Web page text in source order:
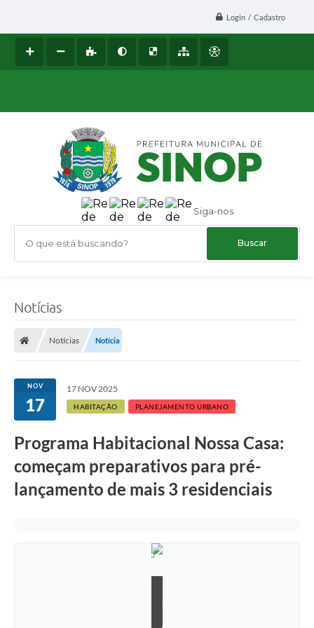
Login / Cadastro
Siga-nos
O que está buscando?
Notícias
Notícias Notícia
NOV
17
17 NOV 2025
HABITAÇÃO PLANEJAMENTO URBANO
Programa Habitacional Nossa Casa:
começam preparativos para pré-
lançamento de mais 3 residenciais
a
o